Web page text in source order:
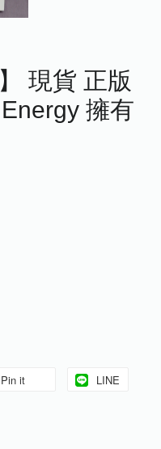
現貨 正版
擁有
Pin it LINE